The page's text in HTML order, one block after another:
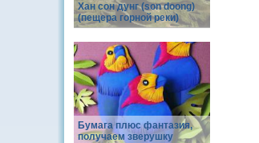
Хан сон дунг (son doong)
(пещера горной реки)
Бумага плюс фантазия,
получаем зверушку